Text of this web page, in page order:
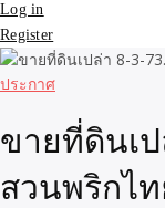
Log in
Register
ประกาศ
ขายที่ดินเป
สวนพริกไ